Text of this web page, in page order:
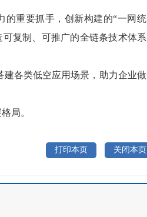
的重要抓手，创新构建的“一网统
复制、可推广的全链条技术体系
各类低空应用场景，助力企业做
局。
打印本页 关闭本页